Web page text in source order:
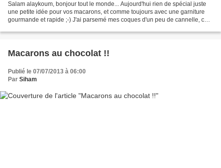
Salam alaykoum, bonjour tout le monde... Aujourd'hui rien de spécial juste
une petite idée pour vos macarons, et comme toujours avec une garniture
gourmande et rapide ;-) J'ai parsemé mes coques d'un peu de cannelle, cet
Macarons au chocolat !!
Publié le 07/07/2013 à 06:00
Par Siham